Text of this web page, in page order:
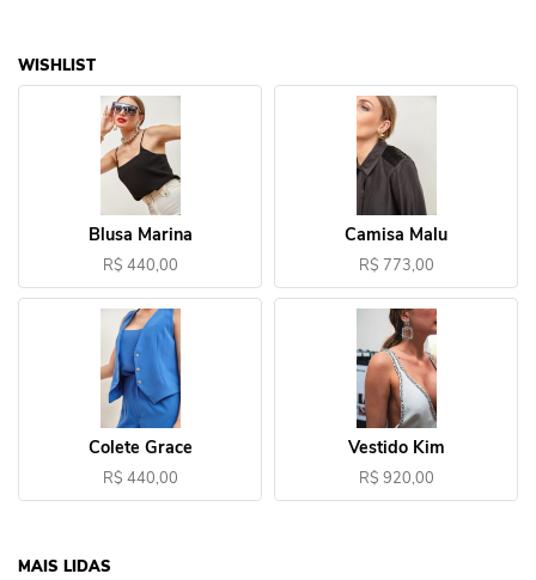
WISHLIST
Blusa Marina
R$ 440,00
Camisa Malu
R$ 773,00
Colete Grace
R$ 440,00
Vestido Kim
R$ 920,00
MAIS LIDAS